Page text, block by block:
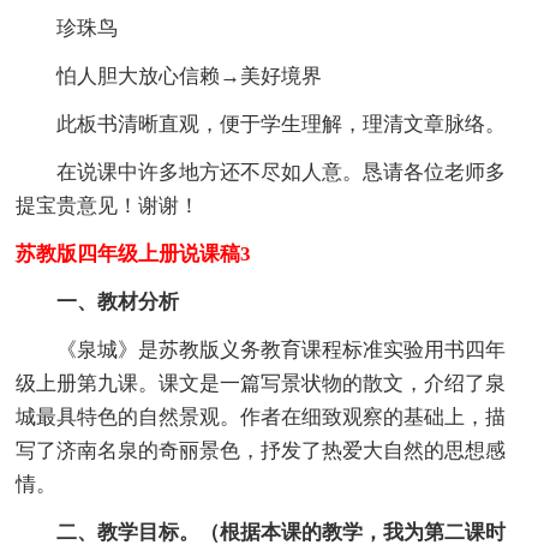
珍珠鸟
怕人胆大放心信赖→美好境界
此板书清晰直观，便于学生理解，理清文章脉络。
在说课中许多地方还不尽如人意。恳请各位老师多
提宝贵意见！谢谢！
苏教版四年级上册说课稿3
一、教材分析
《泉城》是苏教版义务教育课程标准实验用书四年
级上册第九课。课文是一篇写景状物的散文，介绍了泉
城最具特色的自然景观。作者在细致观察的基础上，描
写了济南名泉的奇丽景色，抒发了热爱大自然的思想感
情。
二、教学目标。（根据本课的教学，我为第二课时